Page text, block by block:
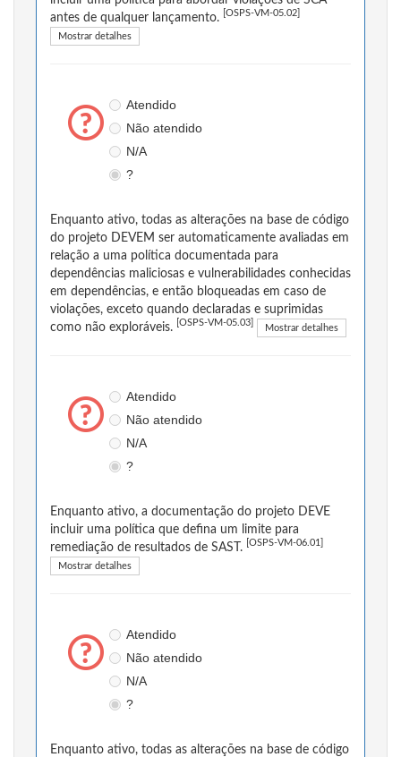
antes de qualquer lançamento.
[OSPS-VM-05.02]
Mostrar detalhes
Atendido
Não atendido
N/A
?
Enquanto ativo, todas as alterações na base de código
do projeto DEVEM ser automaticamente avaliadas em
relação a uma política documentada para
dependências maliciosas e vulnerabilidades conhecidas
em dependências, e então bloqueadas em caso de
violações, exceto quando declaradas e suprimidas
como não exploráveis.
[OSPS-VM-05.03] Mostrar detalhes
Atendido
Não atendido
N/A
?
Enquanto ativo, a documentação do projeto DEVE
incluir uma política que defina um limite para
remediação de resultados de SAST.
[OSPS-VM-06.01]
Mostrar detalhes
Atendido
Não atendido
N/A
?
Enquanto ativo, todas as alterações na base de código